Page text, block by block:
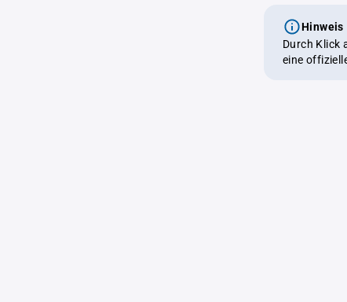
Hinweis
Durch Klick
eine